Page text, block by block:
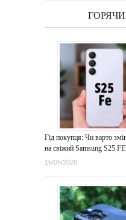
Гід покупця: Чи варто
на свіжий Samsung S25
16/06/2026